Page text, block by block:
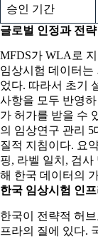
승인 기간
글로벌 인정과 전략
MFDS가 WLA로
임상시험 데이터는
었다. 따라서 초기
사항을 모두 반영
가 허가를 받을 수
의 임상연구 관리 5
질적 지침이다. 요
핑, 라벨 일치, 검
해 한국 데이터의
한국 임상시험 인프
한국이 전략적 허
프라의 질에 있다.